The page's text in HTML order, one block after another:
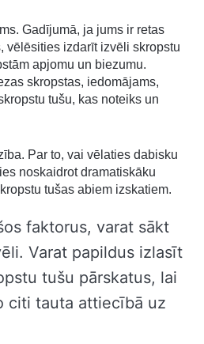
Gadījumā, ja jums ir retas
vēlēsities izdarīt izvēli skropstu
apjomu un biezumu.
skropstas, iedomājams,
tušu, kas noteiks un
Par to, vai vēlaties dabisku
noskaidrot dramatiskāku
tušas abiem izskatiem.
faktorus, varat sākt
Varat papildus izlasīt
tušu pārskatus, lai
citi tauta attiecībā uz